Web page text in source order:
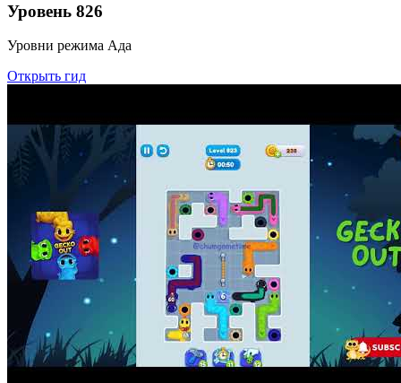
Уровень 826
Уровни режима Ада
Открыть гид